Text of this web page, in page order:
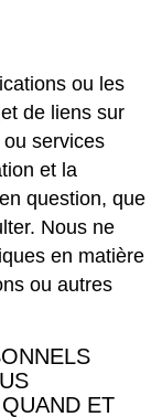
ou les
de liens sur
services
et la
question, que
Nous ne
en matière
ou autres
ET